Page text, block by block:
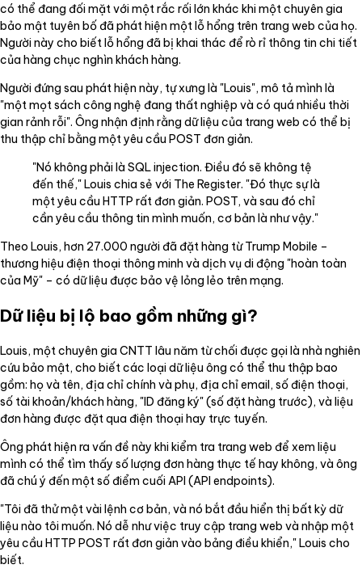
có thể đang đối mặt với một rắc rối lớn khác khi một chuyên gia
bảo mật tuyên bố đã phát hiện một lỗ hổng trên trang web của họ.
Người này cho biết lỗ hổng đã bị khai thác để rò rỉ thông tin chi tiết
của hàng chục nghìn khách hàng.
Người đứng sau phát hiện này, tự xưng là "Louis", mô tả mình là
"một mọt sách công nghệ đang thất nghiệp và có quá nhiều thời
gian rảnh rỗi". Ông nhận định rằng dữ liệu của trang web có thể bị
thu thập chỉ bằng một yêu cầu POST đơn giản.
"Nó không phải là SQL injection. Điều đó sẽ không tệ
đến thế," Louis chia sẻ với The Register. "Đó thực sự là
một yêu cầu HTTP rất đơn giản. POST, và sau đó chỉ
cần yêu cầu thông tin mình muốn, cơ bản là như vậy."
Theo Louis, hơn 27.000 người đã đặt hàng từ Trump Mobile –
thương hiệu điện thoại thông minh và dịch vụ di động "hoàn toàn
của Mỹ" – có dữ liệu được bảo vệ lỏng lẻo trên mạng.
Dữ liệu bị lộ bao gồm những gì?
Louis, một chuyên gia CNTT lâu năm từ chối được gọi là nhà nghiên
cứu bảo mật, cho biết các loại dữ liệu ông có thể thu thập bao
gồm: họ và tên, địa chỉ chính và phụ, địa chỉ email, số điện thoại,
số tài khoản/khách hàng, "ID đăng ký" (số đặt hàng trước), và liệu
đơn hàng được đặt qua điện thoại hay trực tuyến.
Ông phát hiện ra vấn đề này khi kiểm tra trang web để xem liệu
mình có thể tìm thấy số lượng đơn hàng thực tế hay không, và ông
đã chú ý đến một số điểm cuối API (API endpoints).
"Tôi đã thử một vài lệnh cơ bản, và nó bắt đầu hiển thị bất kỳ dữ
liệu nào tôi muốn. Nó dễ như việc truy cập trang web và nhập một
yêu cầu HTTP POST rất đơn giản vào bảng điều khiển," Louis cho
biết.